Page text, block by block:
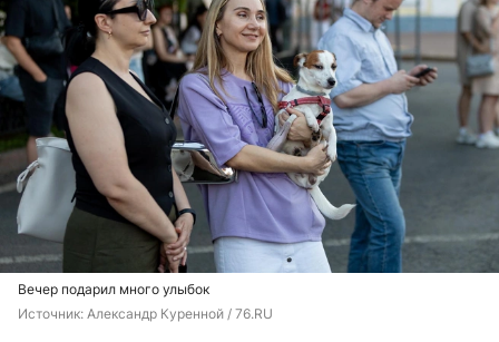
Вечер подарил много улыбок
Источник: Александр Куренной / 76.RU